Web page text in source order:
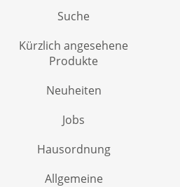
Suche
Kürzlich angesehene
Produkte
Neuheiten
Jobs
Hausordnung
Allgemeine